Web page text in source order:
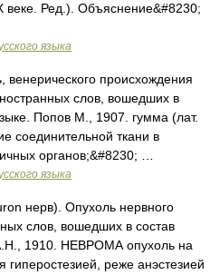
веке. Ред.). Объяснение&#8230;
языка
венерического происхождения
слов, вошедших в
Попов М., 1907. гумма (лат.
соединительной ткани в
органов;&#8230; …
языка
нерв). Опухоль нервного
слов, вошедших в состав
1910. НЕВРОМА опухоль на
реже анэстезией